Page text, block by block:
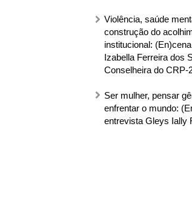
Violência, saúde
construção do
institucional:
Izabella Ferreira dos
Conselheira do CRP-
Ser mulher, pensar
enfrentar o mundo:
entrevista Gleys Ially